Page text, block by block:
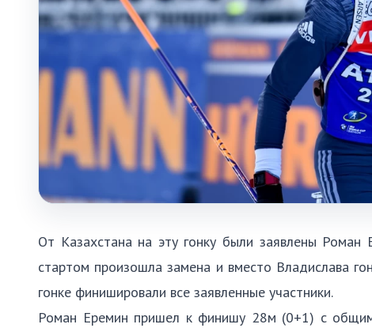
От Казахстана на эту гонку были заявлены
стартом произошла замена и вместо Владислава
гонке финишировали все заявленные участники.
Роман Еремин пришел к финишу 28м (0+1) с